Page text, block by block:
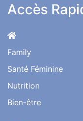
Accès
Family
Santé Féminine
Nutrition
Bien-être